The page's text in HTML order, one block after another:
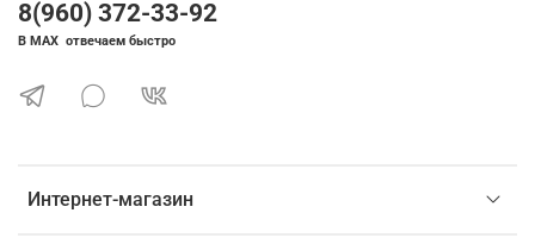
Интернет-магазин
8(960) 372-33-92
В MAX отвечаем быстро